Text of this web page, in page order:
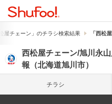
屋チェーン」のチラシ検索結果 「西松
西松屋チェーン/旭川永
報（北海道旭川市）
チラシ